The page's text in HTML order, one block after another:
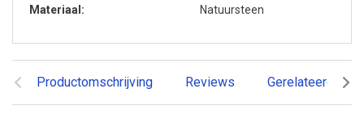
Productomschrijving Reviews Gerelateerde
Materiaal
Natuursteen